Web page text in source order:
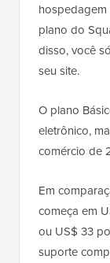
plano do
disso, você
seu site.
O plano
eletrônico,
comércio de
Em
começa em
ou US$ 33
suporte